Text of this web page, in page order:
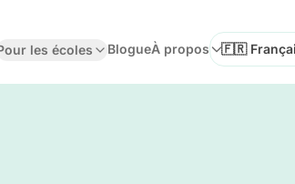
les écoles BlogueÀ propos
Sélectionner